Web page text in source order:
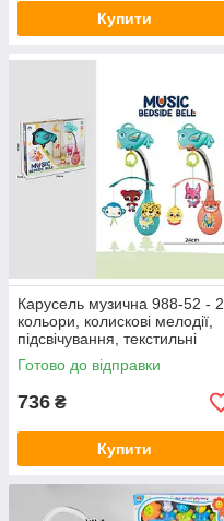
Купити
Карусель музична 988-52 - 2
кольори, колискові мелодії,
підсвічування, текстильні
іграшки, регулювання
гучності
Готово до відправки
736 ₴
Купити